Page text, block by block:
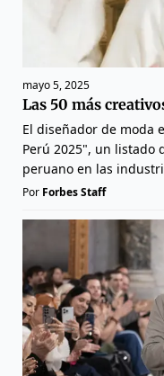
mayo 5, 2025
Las 50 más
El diseñador de moda
Perú 2025", un listado
peruano en las
Por Forbes Staff